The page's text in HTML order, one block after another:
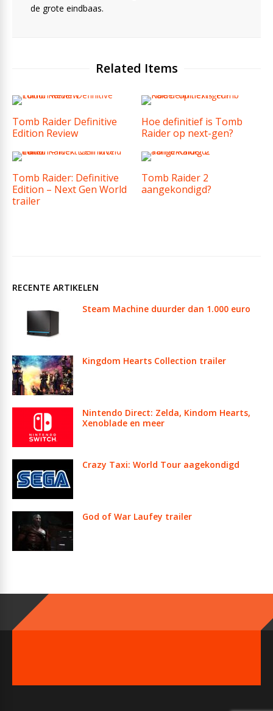
de grote eindbaas.
Related Items
Tomb Raider Definitive
Edition Review
Hoe definitief is Tomb
Raider op next-gen?
Tomb Raider: Definitive
Edition – Next Gen World
trailer
Tomb Raider 2
aangekondigd?
RECENTE ARTIKELEN
Steam Machine duurder dan 1.000 euro
Kingdom Hearts Collection trailer
Nintendo Direct: Zelda, Kindom Hearts,
Xenoblade en meer
Crazy Taxi: World Tour aagekondigd
God of War Laufey trailer